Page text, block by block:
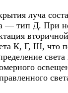
луча
— тип Д. При
К, Г, Ш, что